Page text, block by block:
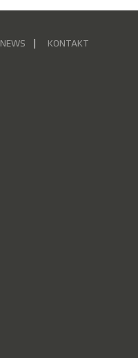
NEWS KONTAKT